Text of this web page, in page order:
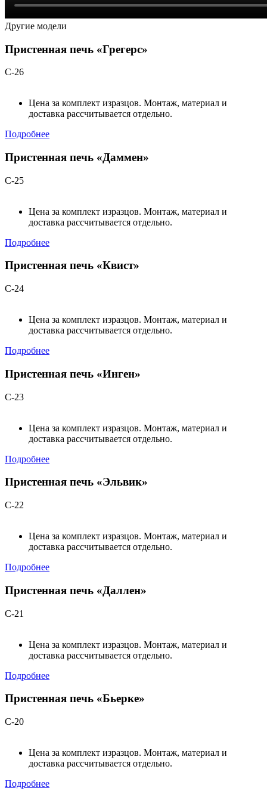
Другие модели
Пристенная печь «Грегерс»
С-26
Цена за комплект изразцов. Монтаж, материал и
доставка рассчитывается отдельно.
Подробнее
Пристенная печь «Даммен»
С-25
Цена за комплект изразцов. Монтаж, материал и
доставка рассчитывается отдельно.
Подробнее
Пристенная печь «Квист»
С-24
Цена за комплект изразцов. Монтаж, материал и
доставка рассчитывается отдельно.
Подробнее
Пристенная печь «Инген»
С-23
Цена за комплект изразцов. Монтаж, материал и
доставка рассчитывается отдельно.
Подробнее
Пристенная печь «Эльвик»
С-22
Цена за комплект изразцов. Монтаж, материал и
доставка рассчитывается отдельно.
Подробнее
Пристенная печь «Даллен»
С-21
Цена за комплект изразцов. Монтаж, материал и
доставка рассчитывается отдельно.
Подробнее
Пристенная печь «Бьерке»
С-20
Цена за комплект изразцов. Монтаж, материал и
доставка рассчитывается отдельно.
Подробнее